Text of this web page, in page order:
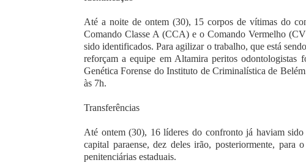
Até a noite de ontem (30), 15 corpos de vítimas do
Comando Classe A (CCA) e o Comando Vermelho
sido identificados. Para agilizar o trabalho, que está
reforçam a equipe em Altamira peritos odontologistas
Genética Forense do Instituto de Criminalística de
às 7h.
Transferências
Até ontem (30), 16 líderes do confronto já haviam
capital paraense, dez deles irão, posteriormente, para
penitenciárias estaduais.